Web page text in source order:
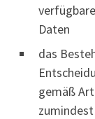
Daten
das
gemäß